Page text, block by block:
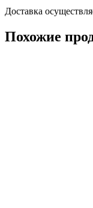
Доставка
Похожие